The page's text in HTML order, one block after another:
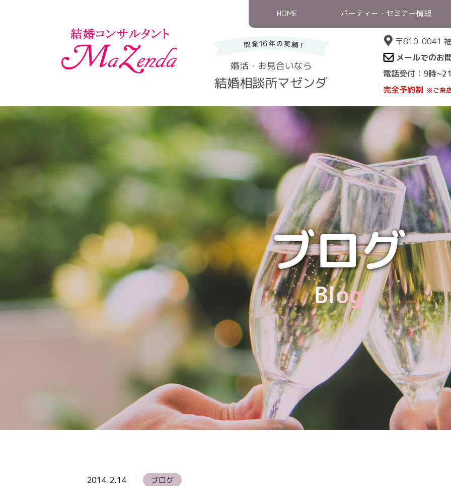
HOME パーティー・セミナー情報
婚活・お見合いなら
結婚相談所マゼンダ
〒810-0041
メールでのお
電話受付：9時
完全予約制 ※ご来
ブログ
Blog
2014.2.14 ブログ